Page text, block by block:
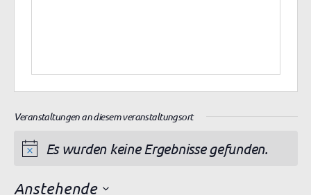
Veranstaltungen an diesem veranstaltungsort
H
Es wurden keine Ergebnisse gefunden.
Anstehende